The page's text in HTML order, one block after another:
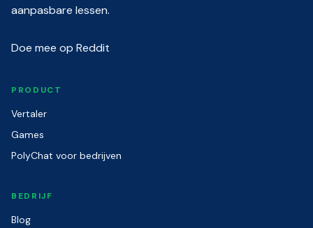
aanpasbare lessen.
Doe mee op Reddit
PRODUCT
Vertaler
Games
PolyChat voor bedrijven
BEDRIJF
Blog